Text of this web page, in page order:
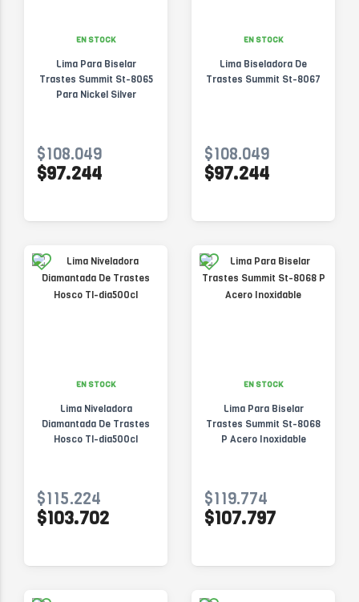
EN STOCK
Lima Para Biselar
Trastes Summit St-8065
Para Nickel Silver
$108.049
$97.244
EN STOCK
Lima Biseladora De
Trastes Summit St-8067
$108.049
$97.244
EN STOCK
Lima Niveladora
Diamantada De Trastes
Hosco Tl-dia500cl
$115.224
$103.702
EN STOCK
Lima Para Biselar
Trastes Summit St-8068
P Acero Inoxidable
$119.774
$107.797